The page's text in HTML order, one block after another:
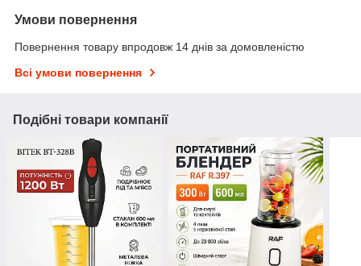
Умови повернення
Повернення товару впродовж 14 днів за домовленістю
Всі умови повернення
Подібні товари компанії